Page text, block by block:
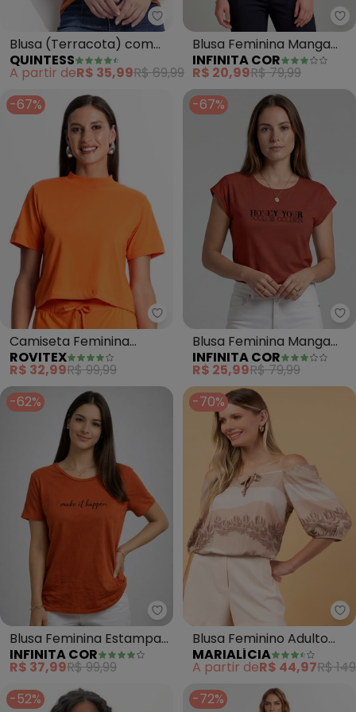
Quintess - Blusa (Terracota)
Blusa (Terracota) com
Decote V e Bolso Frontal
QUINTESS
A partir deR$ 35,99R$ 69,99
Blusa Feminina Manga
Gôde Ampla (Laranja)
INFINITA COR
R$ 20,99R$ 79,99
-67%
Rovitex - Camiseta Feminina
Camiseta Feminina
(Laranja)
ROVITEX
R$ 32,99R$ 99,99
-67%
Blusa Feminina Manga
Curta Estampada
(Laranja)
INFINITA COR
R$ 25,99R$ 79,99
-62%
Infinita Cor - Blusa Feminina
Blusa Feminina Estampa
e Costa Maior (Laranja)
INFINITA COR
R$ 37,99R$ 99,99
-70%
Blusa Feminino Adulto
(Laranja)
MARIALÍCIA
A partir deR$ 44,97R$
-52%
-72%